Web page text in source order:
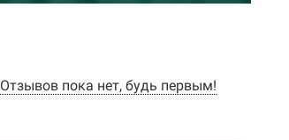
Отзывов пока нет, будь первым!